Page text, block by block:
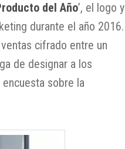
del Año’, el logo y
durante el año 2016.
cifrado entre un
de designar a los
sobre la